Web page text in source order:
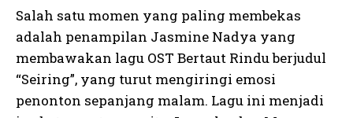
Salah satu momen yang paling membekas
adalah penampilan Jasmine Nadya yang
membawakan lagu OST Bertaut Rindu berjudul
“Seiring”, yang turut mengiringi emosi
penonton sepanjang malam. Lagu ini menjadi